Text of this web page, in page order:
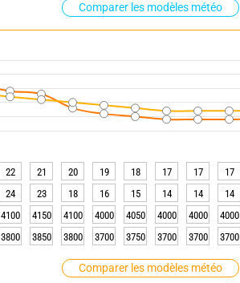
Comparer les modèles météo
Comparer les modèles météo
22 21 20 19 18 17 17 17
24 23 18 16 15 14 14 14
4100 4150 4100 4000 4050 4000 4000 4000
3800 3850 3800 3700 3750 3700 3700 3700